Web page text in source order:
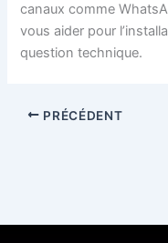
canaux comme
vous aider pour
question technique.
PRÉCÉDENT